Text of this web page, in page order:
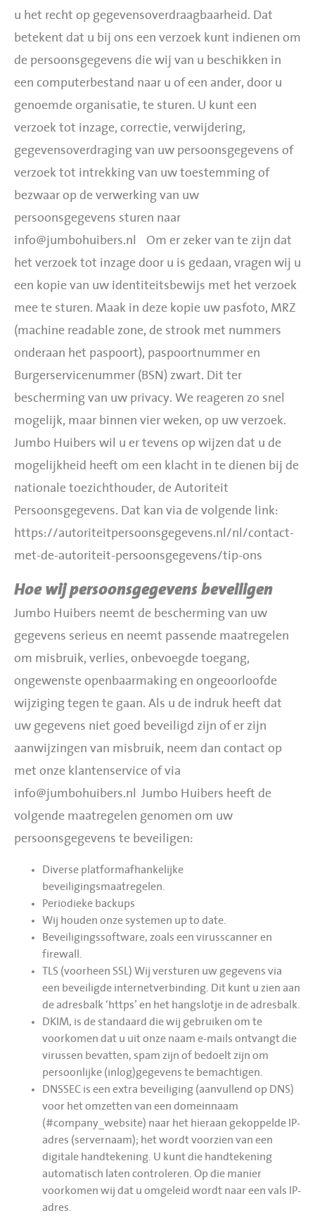
u het recht op gegevensoverdraagbaarheid. Dat
betekent dat u bij ons een verzoek kunt indienen om
de persoonsgegevens die wij van u beschikken in
een computerbestand naar u of een ander, door u
genoemde organisatie, te sturen. U kunt een
verzoek tot inzage, correctie, verwijdering,
gegevensoverdraging van uw persoonsgegevens of
verzoek tot intrekking van uw toestemming of
bezwaar op de verwerking van uw
persoonsgegevens sturen naar
info@jumbohuibers.nl
Om er zeker van te zijn dat
het verzoek tot inzage door u is gedaan, vragen wij u
een kopie van uw identiteitsbewijs met het verzoek
mee te sturen. Maak in deze kopie uw pasfoto, MRZ
(machine readable zone, de strook met nummers
onderaan het paspoort), paspoortnummer en
Burgerservicenummer (BSN) zwart. Dit ter
bescherming van uw privacy. We reageren zo snel
mogelijk, maar binnen vier weken, op uw verzoek.
Jumbo Huibers wil u er tevens op wijzen dat u de
mogelijkheid heeft om een klacht in te dienen bij de
nationale toezichthouder, de Autoriteit
Persoonsgegevens. Dat kan via de volgende link:
https://autoriteitpersoonsgegevens.nl/nl/contact-
met-de-autoriteit-persoonsgegevens/tip-ons
Hoe wij persoonsgegevens beveiligen
Jumbo Huibers neemt de bescherming van uw
gegevens serieus en neemt passende maatregelen
om misbruik, verlies, onbevoegde toegang,
ongewenste openbaarmaking en ongeoorloofde
wijziging tegen te gaan. Als u de indruk heeft dat
uw gegevens niet goed beveiligd zijn of er zijn
aanwijzingen van misbruik, neem dan contact op
met onze klantenservice of via
info@jumbohuibers.nl
Jumbo Huibers heeft de
volgende maatregelen genomen om uw
persoonsgegevens te beveiligen:
Diverse platformafhankelijke
beveiligingsmaatregelen.
Periodieke backups
Wij houden onze systemen up to date.
Beveiligingssoftware, zoals een virusscanner en
firewall.
TLS (voorheen SSL) Wij versturen uw gegevens via
een beveiligde internetverbinding. Dit kunt u zien aan
de adresbalk ‘https’ en het hangslotje in de adresbalk.
DKIM, is de standaard die wij gebruiken om te
voorkomen dat u uit onze naam e-mails ontvangt die
virussen bevatten, spam zijn of bedoelt zijn om
persoonlijke (inlog)gegevens te bemachtigen.
DNSSEC is een extra beveiliging (aanvullend op DNS)
voor het omzetten van een domeinnaam
(#company_website) naar het hieraan gekoppelde IP-
adres (servernaam); het wordt voorzien van een
digitale handtekening. U kunt die handtekening
automatisch laten controleren. Op die manier
voorkomen wij dat u omgeleid wordt naar een vals IP-
adres.